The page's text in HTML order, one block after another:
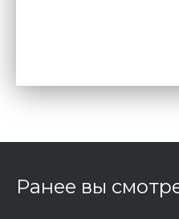
Ранее вы